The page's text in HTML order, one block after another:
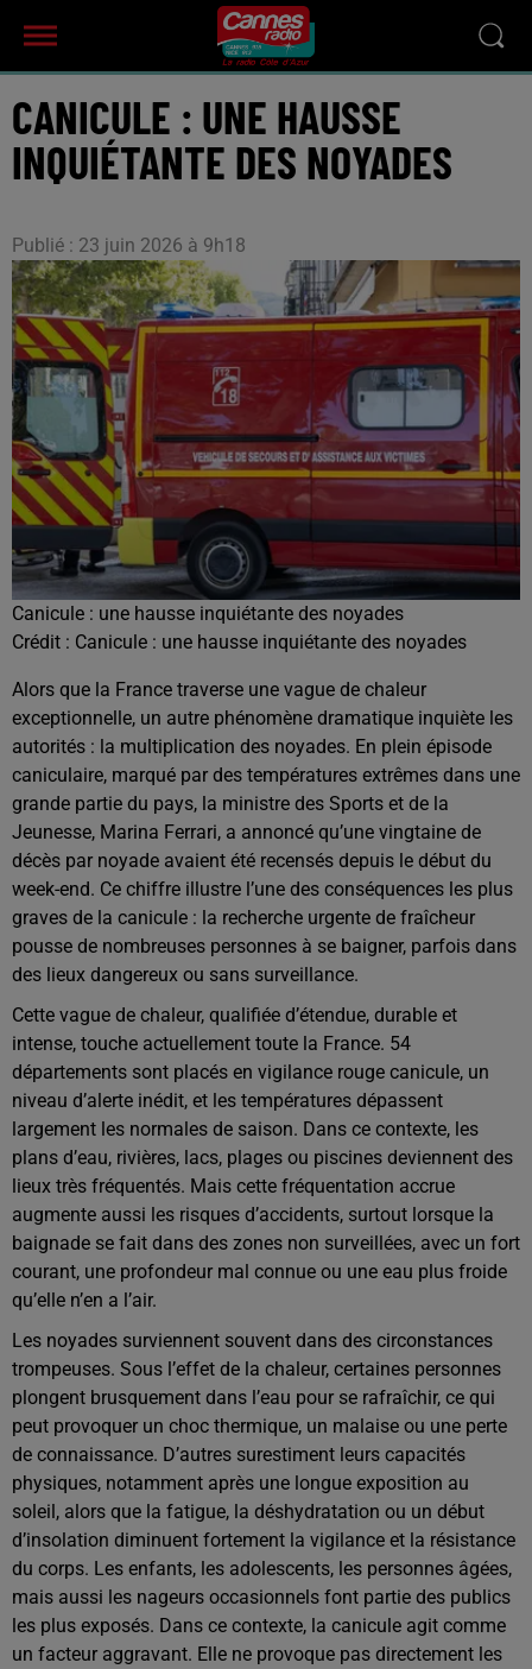
CANICULE : UNE HAUSSE
INQUIÉTANTE DES NOYADES
Publié : 23 juin 2026 à 9h18
Canicule : une hausse inquiétante des noyades
Crédit : Canicule : une hausse inquiétante des noyades
Alors que la France traverse une vague de chaleur
exceptionnelle, un autre phénomène dramatique inquiète les
autorités : la multiplication des noyades. En plein épisode
caniculaire, marqué par des températures extrêmes dans une
grande partie du pays, la ministre des Sports et de la
Jeunesse, Marina Ferrari, a annoncé qu’une vingtaine de
décès par noyade avaient été recensés depuis le début du
week-end. Ce chiffre illustre l’une des conséquences les plus
graves de la canicule : la recherche urgente de fraîcheur
pousse de nombreuses personnes à se baigner, parfois dans
des lieux dangereux ou sans surveillance.
Cette vague de chaleur, qualifiée d’étendue, durable et
intense, touche actuellement toute la France. 54
départements sont placés en vigilance rouge canicule, un
niveau d’alerte inédit, et les températures dépassent
largement les normales de saison. Dans ce contexte, les
plans d’eau, rivières, lacs, plages ou piscines deviennent des
lieux très fréquentés. Mais cette fréquentation accrue
augmente aussi les risques d’accidents, surtout lorsque la
baignade se fait dans des zones non surveillées, avec un fort
courant, une profondeur mal connue ou une eau plus froide
qu’elle n’en a l’air.
Les noyades surviennent souvent dans des circonstances
trompeuses. Sous l’effet de la chaleur, certaines personnes
plongent brusquement dans l’eau pour se rafraîchir, ce qui
peut provoquer un choc thermique, un malaise ou une perte
de connaissance. D’autres surestiment leurs capacités
physiques, notamment après une longue exposition au
soleil, alors que la fatigue, la déshydratation ou un début
d’insolation diminuent fortement la vigilance et la résistance
du corps. Les enfants, les adolescents, les personnes âgées,
mais aussi les nageurs occasionnels font partie des publics
les plus exposés. Dans ce contexte, la canicule agit comme
un facteur aggravant. Elle ne provoque pas directement les